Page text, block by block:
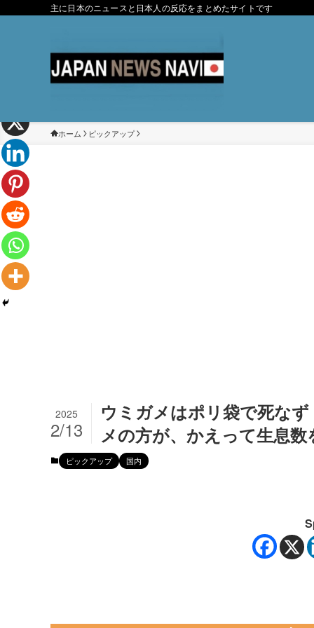
主に日本のニュースと日本人の反応をまとめたサイトです
ホーム ピックアップ
ウミガメはポリ袋で死な
メの方が、かえって生息
2025
2/13
ピックアップ 国内